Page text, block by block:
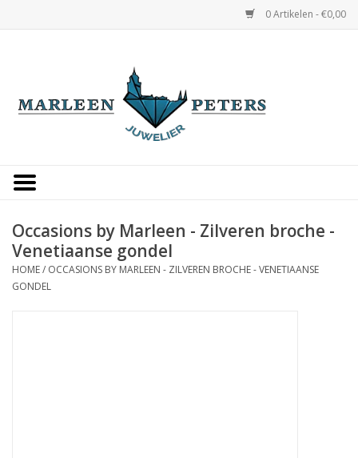
0 Artikelen - €0,00
Occasions
Occasions by Marleen - Zilveren broche -
Venetiaanse gondel
HOME/ OCCASIONS BY MARLEEN - ZILVEREN BROCHE - VENETIAANSE
GONDEL